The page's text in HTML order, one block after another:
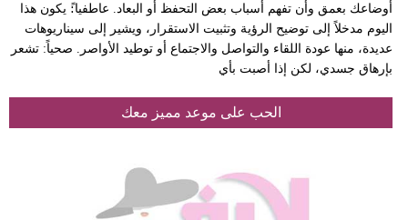
أوضاعك بعمق وأن تفهم أسباب بعض التحفظ أو البعاد. عاطفيا:ً يكون هذا
اليوم مدخلاً إلى توضيح الرؤية وتثبيت الاستقرار، ويشير إلى سيناريوهات
عديدة، منها عودة اللقاء والتواصل والاجتماع أو توطيد الأواصر. صحياً: تشعر
بإرهاق جسدي، لكن إذا أصبت بأي
الحب على موعد مميز معك